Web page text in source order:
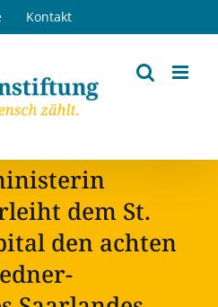
Kontakt
dem St.
den achten